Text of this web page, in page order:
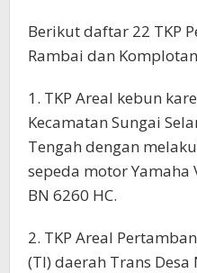
Berikut daftar 22 TKP
Rambai dan
1. TKP Areal kebun
Kecamatan Sungai
Tengah dengan
sepeda motor Yamaha
BN 6260 HC.
2. TKP Areal
(TI) daerah Trans